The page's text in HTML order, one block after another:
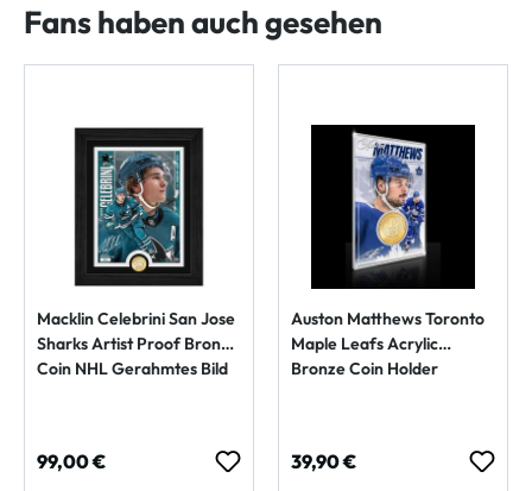
Fans haben auch gesehen
Macklin Celebrini San Jose
Sharks Artist Proof Bronze
Coin NHL Gerahmtes Bild
Regulärer Preis:
99,00 €
Auston Matthews Toronto
Maple Leafs Acrylic
Bronze Coin Holder
Regulärer Preis:
39,90 €